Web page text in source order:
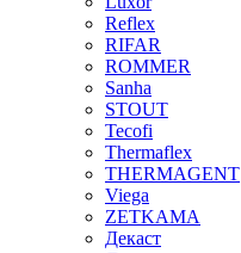
Reflex
RIFAR
ROMMER
Sanha
STOUT
Tecofi
Thermaflex
THERMAGENT
Viega
ZETKAMA
Декаст